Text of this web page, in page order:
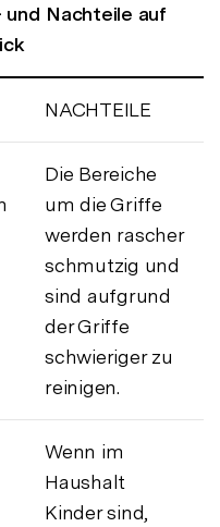
und Nachteile auf
NACHTEILE
Die Bereiche
um die Griffe
werden rascher
schmutzig und
sind aufgrund
der Griffe
schwieriger zu
reinigen.
Wenn im
Haushalt
Kinder sind,